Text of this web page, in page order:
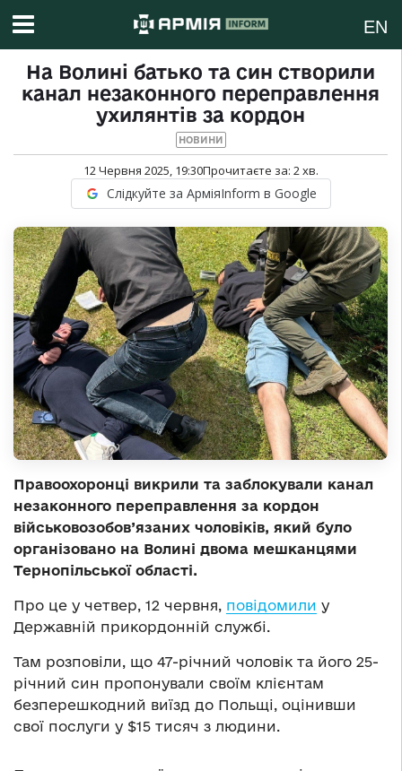
EN
На Волині батько та син створили
канал незаконного переправлення
ухилянтів за кордон
НОВИНИ
12 Червня 2025, 19:30Прочитаєте за: 2хв.
Слідкуйте за АрміяInform в Google
Правоохоронці викрили та заблокували канал
незаконного переправлення за кордон
військовозобов’язаних чоловіків, який було
організовано на Волині двома мешканцями
Тернопільської області.
Про це у четвер, 12 червня, повідомили у
Державній прикордонній службі.
Там розповіли, що 47-річний чоловік та його 25-
річний син пропонували своїм клієнтам
безперешкодний виїзд до Польщі, оцінивши
свої послуги у $15 тисяч з людини.